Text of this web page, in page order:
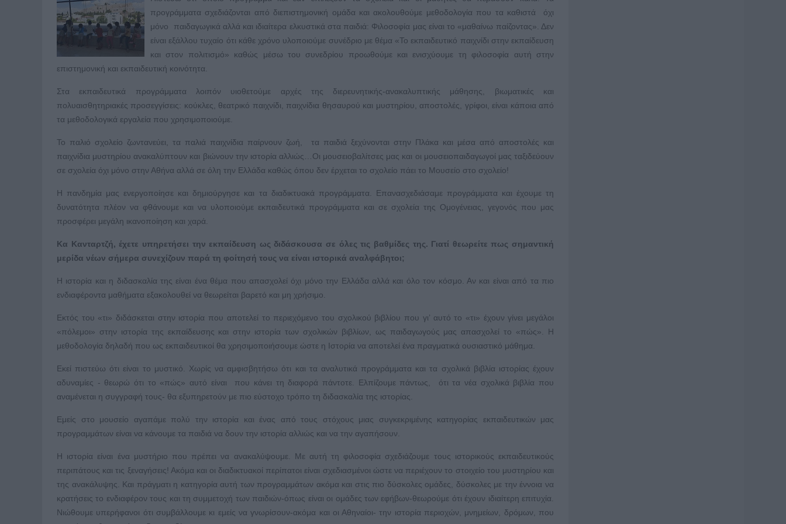
προγράμματα σχεδιάζονται από διεπιστημονική ομάδα και ακολουθούμε μεθοδολογία που τα καθιστά όχι
μόνο παιδαγωγικά αλλά και ιδιαίτερα ελκυστικά στα παιδιά: Φιλοσοφία μας είναι το «μαθαίνω παίζοντας». Δεν
είναι εξάλλου τυχαίο ότι κάθε χρόνο υλοποιούμε συνέδριο με θέμα «Το εκπαιδευτικό παιχνίδι στην εκπαίδευση
και στον πολιτισμό» καθώς μέσω του συνεδρίου προωθούμε και ενισχύουμε τη φιλοσοφία αυτή στην
επιστημονική και εκπαιδευτική κοινότητα.
Στα εκπαιδευτικά προγράμματα λοιπόν υιοθετούμε αρχές της διερευνητικής-ανακαλυπτικής μάθησης, βιωματικές και
πολυαισθητηριακές προσεγγίσεις: κούκλες, θεατρικό παιχνίδι, παιχνίδια θησαυρού και μυστηρίου, αποστολές, γρίφοι, είναι κάποια από
τα μεθοδολογικά εργαλεία που χρησιμοποιούμε.
Το παλιό σχολείο ζωντανεύει, τα παλιά παιχνίδια παίρνουν ζωή, τα παιδιά ξεχύνονται στην Πλάκα και μέσα από αποστολές και
παιχνίδια μυστηρίου ανακαλύπτουν και βιώνουν την ιστορία αλλιώς…Οι μουσειοβαλίτσες μας και οι μουσειοπαιδαγωγοί μας ταξιδεύουν
σε σχολεία όχι μόνο στην Αθήνα αλλά σε όλη την Ελλάδα καθώς όπου δεν έρχεται το σχολείο πάει το Μουσείο στο σχολείο!
Η πανδημία μας ενεργοποίησε και δημιούργησε και τα διαδικτυακά προγράμματα. Επανασχεδιάσαμε προγράμματα και έχουμε τη
δυνατότητα πλέον να φθάνουμε και να υλοποιούμε εκπαιδευτικά προγράμματα και σε σχολεία της Ομογένειας, γεγονός που μας
προσφέρει μεγάλη ικανοποίηση και χαρά.
Κα Κανταρτζή, έχετε υπηρετήσει την εκπαίδευση ως διδάσκουσα σε όλες τις βαθμίδες της. Γιατί θεωρείτε πως σημαντική
μερίδα νέων σήμερα συνεχίζουν παρά τη φοίτησή τους να είναι ιστορικά αναλφάβητοι;
Η ιστορία και η διδασκαλία της είναι ένα θέμα που απασχολεί όχι μόνο την Ελλάδα αλλά και όλο τον κόσμο. Αν και είναι από τα πιο
ενδιαφέροντα μαθήματα εξακολουθεί να θεωρείται βαρετό και μη χρήσιμο.
Εκτός του «τι» διδάσκεται στην ιστορία που αποτελεί το περιεχόμενο του σχολικού βιβλίου που γι’ αυτό το «τι» έχουν γίνει μεγάλοι
«πόλεμοι» στην ιστορία της εκπαίδευσης και στην ιστορία των σχολικών βιβλίων, ως παιδαγωγούς μας απασχολεί το «πώς». Η
μεθοδολογία δηλαδή που ως εκπαιδευτικοί θα χρησιμοποιήσουμε ώστε η Ιστορία να αποτελεί ένα πραγματικά ουσιαστικό μάθημα.
Εκεί πιστεύω ότι είναι το μυστικό. Χωρίς να αμφισβητήσω ότι και τα αναλυτικά προγράμματα και τα σχολικά βιβλία ιστορίας έχουν
αδυναμίες - θεωρώ ότι το «πώς» αυτό είναι που κάνει τη διαφορά πάντοτε. Ελπίζουμε πάντως, ότι τα νέα σχολικά βιβλία που
αναμένεται η συγγραφή τους- θα εξυπηρετούν με πιο εύστοχο τρόπο τη διδασκαλία της ιστορίας.
Εμείς στο μουσείο αγαπάμε πολύ την ιστορία και ένας από τους στόχους μιας συγκεκριμένης κατηγορίας εκπαιδευτικών μας
προγραμμάτων είναι να κάνουμε τα παιδιά να δουν την ιστορία αλλιώς και να την αγαπήσουν.
Η ιστορία είναι ένα μυστήριο που πρέπει να ανακαλύψουμε. Με αυτή τη φιλοσοφία σχεδιάζουμε τους ιστορικούς εκπαιδευτικούς
περιπάτους και τις ξεναγήσεις! Ακόμα και οι διαδικτυακοί περίπατοι είναι σχεδιασμένοι ώστε να περιέχουν το στοιχείο του μυστηρίου και
της ανακάλυψης. Και πράγματι η κατηγορία αυτή των προγραμμάτων ακόμα και στις πιο δύσκολες ομάδες, δύσκολες με την έννοια να
κρατήσεις το ενδιαφέρον τους και τη συμμετοχή των παιδιών-όπως είναι οι ομάδες των εφήβων-θεωρούμε ότι έχουν ιδιαίτερη επιτυχία.
Νιώθουμε υπερήφανοι ότι συμβάλλουμε κι εμείς να γνωρίσουν-ακόμα και οι Αθηναίοι- την ιστορία περιοχών, μνημείων, δρόμων, που